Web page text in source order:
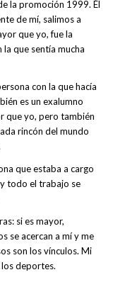
la promoción 1999. Él
de mí, salimos a
que yo, fue la
que sentía mucha
con la que hacía
es un exalumno
que yo, pero también
rincón del mundo
que estaba a cargo
todo el trabajo se
si es mayor,
se acercan a mí y me
son los vínculos. Mi
deportes.